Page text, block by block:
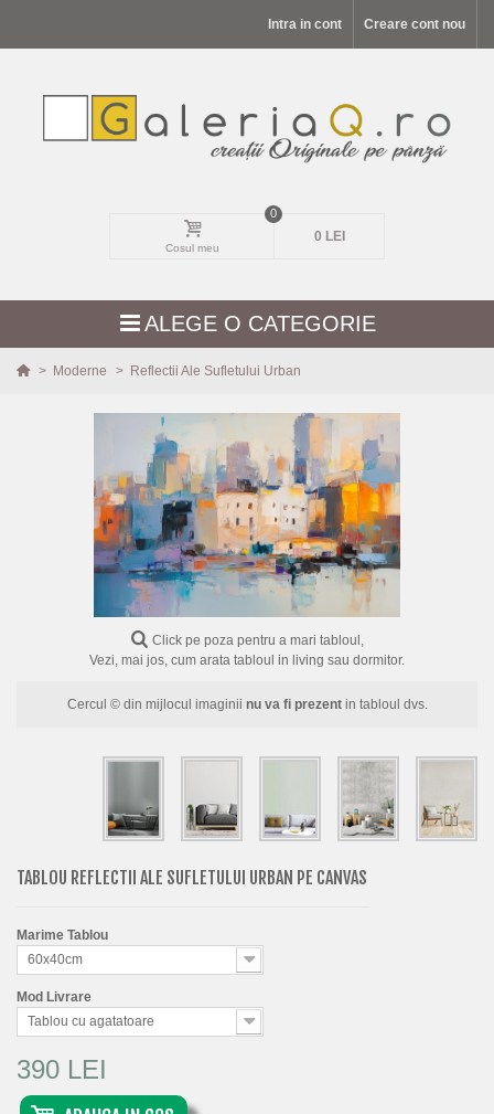
Intra in cont Creare cont nou
Cosul meu
0
0 LEI
ALEGE O CATEGORIE
> Moderne > Reflectii Ale Sufletului Urban
Click pe poza pentru a mari tabloul,
Vezi, mai jos, cum arata tabloul in living sau dormitor.
Cercul © din mijlocul imaginii nu va fi prezentin tabloul dvs.
TABLOU REFLECTII ALE SUFLETULUI URBAN PE CANVAS
Marime Tablou
60x40cm
Mod Livrare
Tablou cu agatatoare
390 LEI